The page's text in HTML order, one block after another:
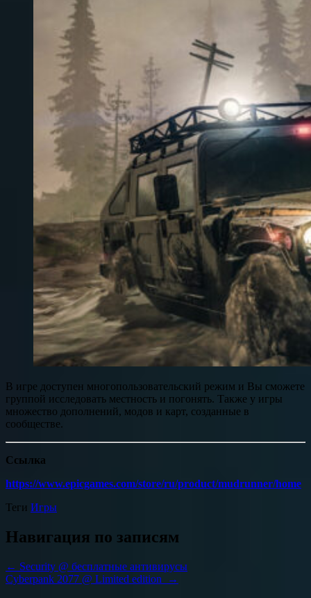
В игре доступен многопользовательский режим и Вы сможете
группой исследовать местность и погонять. Также у игры
множество дополнений, модов и карт, созданные в
сообществе.
Ссылка
https://www.epicgames.com/store/ru/product/mudrunner/home
Теги Игры
Навигация по записям
← Security @ бесплатные антивирусы
Cyberpank 2077 @ Limited edition
→